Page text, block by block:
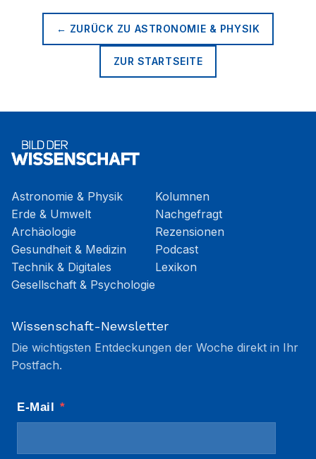
← ZURÜCK ZU ASTRONOMIE & PHYSIK
ZUR STARTSEITE
Astronomie & Physik
Erde & Umwelt
Archäologie
Gesundheit & Medizin
Technik & Digitales
Gesellschaft & Psychologie
Kolumnen
Nachgefragt
Rezensionen
Podcast
Lexikon
Wissenschaft-Newsletter
Die wichtigsten Entdeckungen der Woche direkt in Ihr
Postfach.